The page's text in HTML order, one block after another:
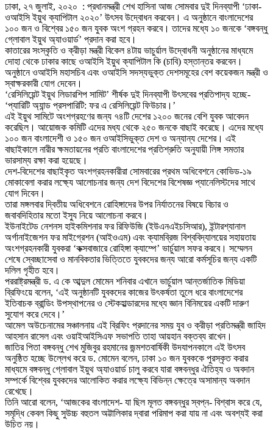
ঢাকা, ২৭ জুলাই, ২০২০ : প্রধানমন্ত্রী শেখ হাসিনা আজ সোমবার দুই দিনব্যাপী ‘ঢাকা-
ওআইসি ইয়ুথ ক্যাপিটাল ২০২০’ উৎসব উদ্বোধন করবেন। এ অনুষ্ঠানে বাংলাদেশের
১০০ জন ও বিশ্বের ১৫০ জন যুবক অংশ গ্রহন করবে। তাদের মধ্যে ১০ জনকে ‘বঙ্গবন্ধু
গ্লোবাল ইয়ুথ অ্যাওয়ার্ড’ প্রদান করা হবে।
কাতারের সংস্কৃতি ও ক্রীড়া মন্ত্রী বিকেল ৪টায় ভাচুর্য়াল উদ্বোধনী অনুষ্ঠানের মাধ্যমে
দোহা থেকে ঢাকার কাছে ওআইসি ইয়ুথ ক্যাপিটাল কি (চাবি) হস্তান্তর করবেন।
অনুষ্ঠানে ওআইসি মহাসচিব এবং ওআইসি সদস্যভুক্ত দেশসমূহের বেশ কয়েকজন মন্ত্রী ও
স্বাক্ষরকারী যোগ দেবেন।
‘রেসিলিয়েন্ট ইয়ুথ লিডারশিপ সামিট’ শীর্ষক দুই দিনব্যাপী উৎসবের প্রতিপাদ্য হচ্ছে-
‘প্যারিটি অ্যান্ড প্রসপারিটি: ফর এ রেসিলিয়েন্ট ফিউচার।’
এই ইয়ুথ সামিটে অংশগ্রহণের জন্য ৭৪টি দেশের ১২০০ জনের বেশি যুবক আবেদন
করেছিল। আয়োজক কমিটি এদের মধ্য থেকে ২৫০ জনকে বাছাই করেছে। এদের মধ্যে
১০০ জন বাংলাদেশী ও ১৫০ জন ওআইসিভুক্ত দেশ ও অন্যান্য দেশের। এই
বাছাইকালে নারীর ক্ষমতায়নের প্রতি বাংলাদেশের প্রতিশ্রুতি অনুযায়ী লিঙ্গ সমতার
ভারসাম্য রক্ষা করা হয়েছে।
দেশ-বিদেশের বাছাইকৃত অংশগ্রহনকারীরা সোমবারের প্রথম অধিবেশনে কোভিড-১৯
মোকাবেলা করার লক্ষ্যে আলোচনার জন্য দেশ বিদেশের বিশেষজ্ঞ প্যানেলিস্টদের সাথে
যোগ দিবেন।
তারা মঙ্গলবার দ্বিতীয় অধিবেশনে রোহিঙ্গাদের উপর নির্যাতনের বিষয়ে বিচার ও
জবাবদিহিতার মতো ইস্যু নিয়ে আলোচনা করবে।
ইউনাইটেড নেশনস হাইকমিশনার ফর রিফিউজি (ইউএনএইচসিআর), ইন্টারশ্যানাল
অর্গানাইজেশন ফর মাইগ্রেশন (আইওএম) এবং ক্যামব্রিজ বিশ্ববিদ্যালয়ের সহায়তায়
অংশগ্রহনকারী যুবকরা ‘কক্সবাজারে রোহিঙ্গা ক্যাম্পে’ ভার্চুয়াল সফর করবে। সম্মেলন
শেষে স্বেচ্ছাসেবা ও মানবিকতার ভিত্তিতে যুবকদের জন্য আরো কর্মসূচির জন্য একটি
দলিল গৃহীত হবে।
পররাষ্ট্রমন্ত্রী ড. এ কে আব্দুল মোমেন শনিবার এখানে ভার্চুয়াল আন্তর্জাতিক মিডিয়া
ব্রিফিংয়ে বলেন, ‘এই অনুষ্ঠানটি যুবকদের কাজের উৎকর্ষতা তুলে ধরে বাংলাদেশের
ইতিবাচক ব্রান্ডিং উপস্থাপনের ও স্টেকহাল্ডারদের মধ্যে জ্ঞান বিনিময়ের একটি দারুণ
সুযোগ করে দেবে।’
আমেল অউচেনামের সঞ্চালনায় এই ব্রিফিং প্রদানের সময় যুব ও ক্রীড়া প্রতিমন্ত্রী জাহিদ
আহসান রাসেল এবং ওয়াইআইসিএফ সভাপতি তাহা আয়হান বক্তব্য রাখেন।
জাতির পিতা বঙ্গবন্ধু শেখ মুজিবুর রহমানের জন্মশতবার্ষিকী উদযাপনকালে এই উৎসব
অনুষ্ঠিত হচ্ছে উল্লেখ করে ড. মোমেন বলেন, ঢাকা ১০ জন যুবককে পুরস্কৃত করার
মাধ্যমে বঙ্গবন্ধু গ্লোবাল ইয়ুথ অ্যাওয়ার্ড চালু করবে যারা বঙ্গবন্ধুর ঐতিহ্য ও অবদান
সম্পর্কে বিশ্বের যুবকদের আলোকিত করার লক্ষ্যে বিভিন্ন ক্ষেত্রে অসামান্য অবদান
রেখেছে।
তিনি আরো বলেন, ‘আজকের বাংলাদেশ- যা ছিল মূলত বঙ্গবন্ধুর স্বপ্ন- বিশ্বাস করে যে,
সমৃদ্ধি কেবল কিছু সুউচ্চ বহুতল অট্টালিকার দ্বারা পরিমাপ করা যায় না এবং অবশ্যই করা
উচিত নয়।